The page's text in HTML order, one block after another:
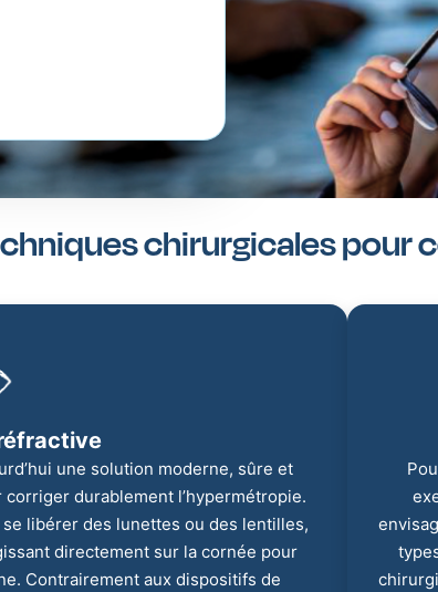
chirurgicales pour
une solution moderne, sûre et
durablement l’hypermétropie.
libérer des lunettes ou des lentilles,
directement sur la cornée pour
Contrairement aux dispositifs de